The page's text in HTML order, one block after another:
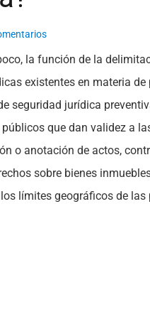
la función de la
existentes en materia
seguridad jurídica
que dan validez a
o anotación de actos,
sobre bienes
límites geográficos de